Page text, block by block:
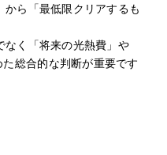
ら「最低限クリアするも
なく「将来の光熱費」や
た総合的な判断が重要です